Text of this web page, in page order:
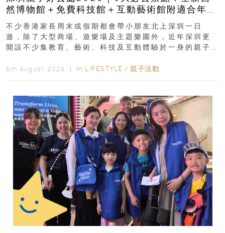
然博物館＋免費科技館＋互動藝術館附適合年
齡、交通、門票、開放時間
不少香港家長周末或假期都會帶小朋友北上深圳一日
遊，除了大型商場、遊樂場及主題樂園外，近年深圳更
開設不少集教育、藝術、科技及互動體驗於一身的親子
6th August, 2026 ｜ In LIFESTYLE / 親子活動